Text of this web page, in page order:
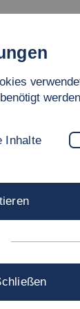
Inhalte